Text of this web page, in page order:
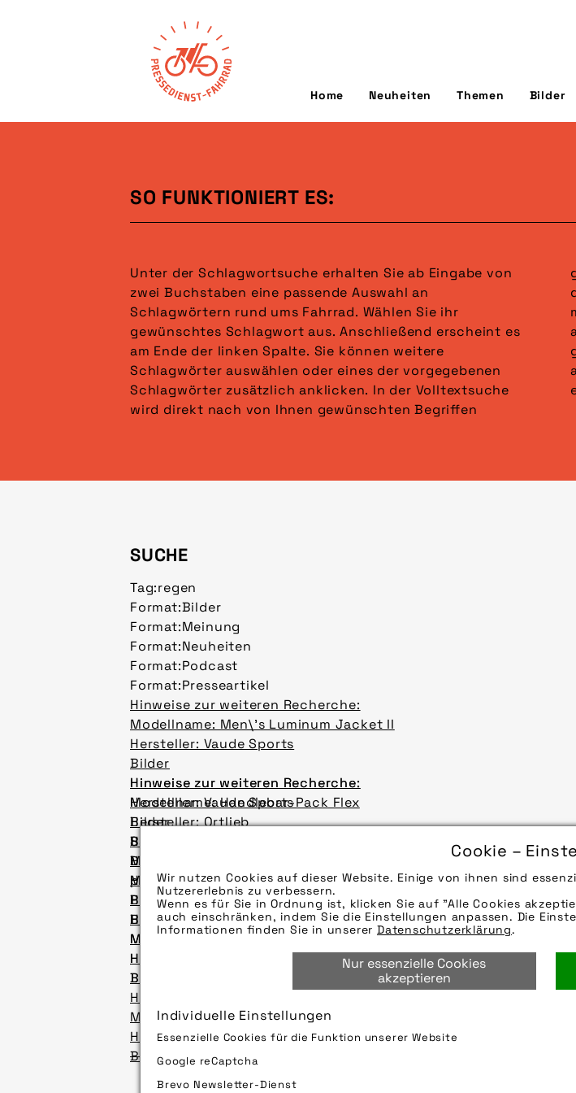
Cookie –
Wir nutzen Cookies auf dieser Website. Einige von ihnen sind
Nutzererlebnis zu verbessern.
Wenn es für Sie in Ordnung ist, klicken Sie auf "Alle Cookies
auch einschränken, indem Sie die Einstellungen anpassen. Die
Informationen finden Sie in unsererDatenschutzerklärung.
Nur essenzielle Cookies
akzeptieren
Individuelle Einstellungen
Essenzielle Cookies für die Funktion unserer Website
Google reCaptcha
Brevo Newsletter-Dienst
Home Neuheiten Themen Bilder
SO FUNKTIONIERT ES:
Unter der Schlagwortsuche erhalten Sie ab Eingabe von
zwei Buchstaben eine passende Auswahl an
Schlagwörtern rund ums Fahrrad. Wählen Sie ihr
gewünschtes Schlagwort aus. Anschließend erscheint es
am Ende der linken Spalte. Sie können weitere
Schlagwörter auswählen oder eines der vorgegebenen
Schlagwörter zusätzlich anklicken. In der Volltextsuche
wird direkt nach von Ihnen gewünschten Begriffen
gesucht. Wählen Sie anschließend in der dritten Spalte
das gewünschte Format (Mehrfach-Nennungen
möglich). Es sind bereits in der Vorauswahl alle Formate
ausgewählt. Im letzten Schritt steht die Auswahl der
gewünschten Sortierung an. Ihre Auswahl wird gefettet
angezeigt. Klicken Sie auf „Filter anwenden“ und
SUCHE
Tag:regen
Format:Bilder
Format:Meinung
Format:Neuheiten
Format:Podcast
Format:Presseartikel
Hinweise zur weiteren Recherche:
Modellname: Men\'s Luminum Jacket II
Hersteller: Vaude Sports
Bilder
Hinweise zur weiteren Recherche:
Hersteller: Vaude Sports
Bilder
Sauber bleiben – dank Schutzblech
Die Auswahl an Modellen von Schutzblechen ist groß und
pressedienst-fahrrad zeigt, was es zu beachten gilt.
Presseartikel
Hinweise zur weiteren Recherche:
Modellname: Handlebar-Pack Flex
Hersteller: Ortlieb
Bilder
Hinweise zur weiteren Recherche:
Modellname:
Hersteller: Vaude
Bilder
Hinweise zur weiteren Recherche:
Modellname: Handlebar-Pack Flex
Hersteller: Ortlieb
Bilder
Hinweise zur weiteren Recherche:
Modellname: Fazua Ride 60, Lyke CF 11
Hersteller: Fazua, Haibike
Bilder
Hinweise zur weiteren Recherche:
Modellname: Goroc X
Hersteller: Flyer
Bilder
Hinweise zur weiteren Recherche:
Modellname: Goroc X
Hersteller: Flyer
Bilder